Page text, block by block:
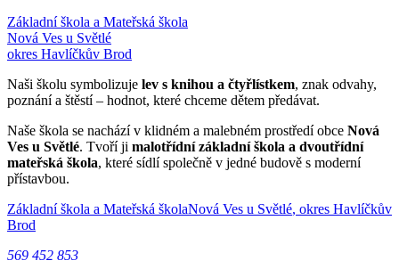
Základní škola a Mateřská škola
Nová Ves u Světlé
okres Havlíčkův Brod
Naši školu symbolizuje lev s knihou a čtyřlístkem, znak odvahy,
poznání a štěstí – hodnot, které chceme dětem předávat.
Naše škola se nachází v klidném a malebném prostředí obce Nová
Ves u Světlé. Tvoří ji malotřídní základní škola a dvoutřídní
mateřská škola, které sídlí společně v jedné budově s moderní
přístavbou.
Základní škola a Mateřská školaNová Ves u Světlé, okres Havlíčkův
Brod
569 452 853